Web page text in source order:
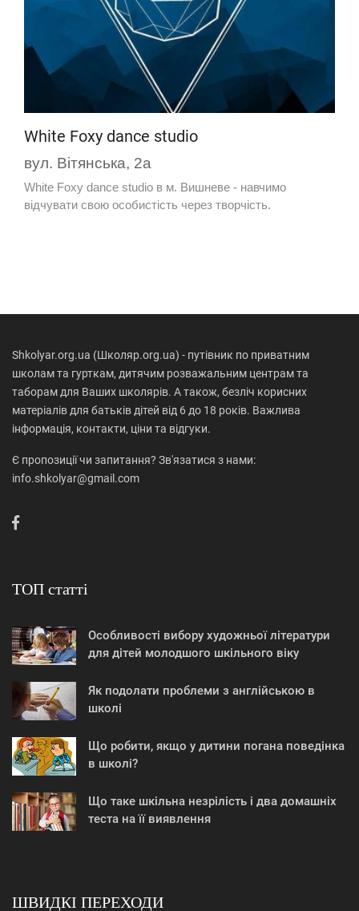
White Foxy dance studio
вул. Вітянська, 2а
White Foxy dance studio в м. Вишневе - навчимо
відчувати свою особистість через творчість.
Shkolyar.org.ua (Школяр.org.ua) - путівник по приватним
школам та гурткам, дитячим розважальним центрам та
таборам для Ваших школярів. А також, безліч корисних
матеріалів для батьків дітей від 6 до 18 років. Важлива
інформація, контакти, ціни та відгуки.
Є пропозиції чи запитання? Зв'язатися з нами:
info.shkolyar@gmail.com
ТОП статті
Особливості вибору художньої літератури
для дітей молодшого шкільного віку
Як подолати проблеми з англійською в
школі
Що робити, якщо у дитини погана поведінка
в школі?
Що таке шкільна незрілість і два домашніх
теста на її виявлення
ШВИДКІ ПЕРЕХОДИ